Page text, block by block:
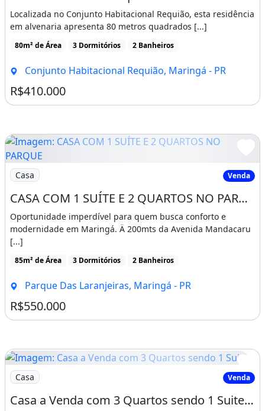
Dimensões
Largura: 12,00 m
Comprimento: 25,00 m
Imóvel novo
Localizada no Conjunto Habitacional Requião, esta residência
em alvenaria apresenta 80 metros quadrados [...]
80m² de Área 3 Dormitórios 2 Banheiros
Conjunto Habitacional Requião, Maringá - PR
R$410.000
Imagem: CASA COM 1 SUÍTE E 2 QUARTOS NO PARQUE
Casa Venda
CASA COM 1 SUÍTE E 2 QUARTOS NO PARQUE DAS LARANJEIRAS EM MARINGÁ - PR
Oportunidade imperdível para quem busca conforto e
modernidade em Maringá. Ä 200mts da Avenida Mandacaru
[...]
85m² de Área 3 Dormitórios 2 Banheiros
Parque Das Laranjeiras, Maringá - PR
R$550.000
Imagem: Casa a Venda com 3 Quartos sendo 1 Suite
Casa Venda
Casa a Venda com 3 Quartos sendo 1 Suite no Parque das Laranjeiras Maringá